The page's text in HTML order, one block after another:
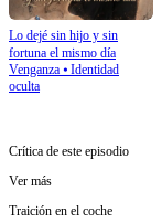
Lo dejé sin hijo y sin
fortuna el mismo día
Venganza ⦁ Identidad
oculta
Crítica de este episodio
Ver más
Traición en el coche